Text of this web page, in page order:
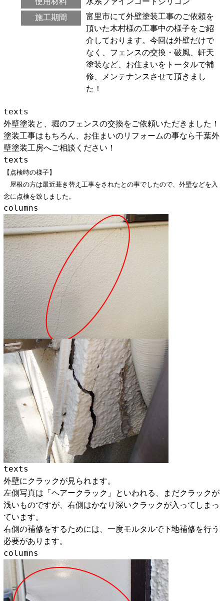
施工期間
富里市にて外壁塗装工事のご依頼を
頂いた木村様の工事中の様子をご紹
介しております。今回は外壁だけで
なく、フェンスの交換・破風、軒天
塗装など、お住まいをトータルで補
修、メンテナンスさせて頂きまし
た！
texts
外壁塗装と、堀のフェンスの交換をご依頼いただきました！
塗装工事はもちろん、お住まいのリフォームの事なら千葉外
壁塗装工房へご相談ください！
texts
【点検時の様子】
屋根の方は最近葺き替え工事をされたとの事でしたので、外壁などを入
念に点検を致しました。
columns
texts
外壁にクラックが見られます。
左側写真は「ヘアークラック」といわれる、まだクラックが
浅いものですが、右側はかなり深いクラックが入ってしまっ
ています。
右側の補修をするためには、一度モルタルで下地補修を行う
必要があります。
columns